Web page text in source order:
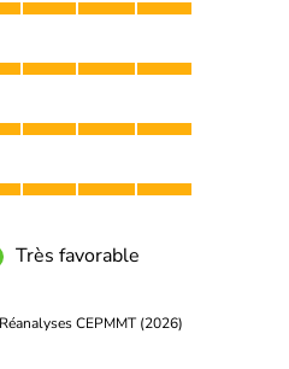
Très favorable
CEPMMT (2026)